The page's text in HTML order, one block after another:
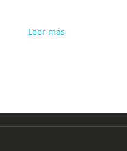
Leer más